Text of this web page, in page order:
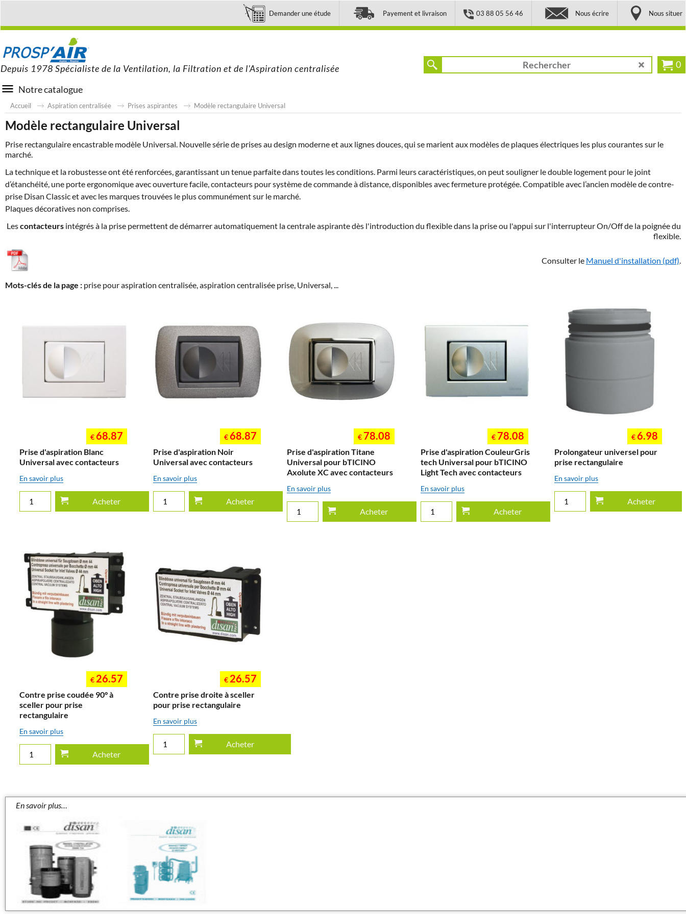
Demander une étude Payement et livraison 03 88 05 56 46 Nous écrire Nous situer
Depuis 1978 Spécialiste de la Ventilation, la Filtration et de l'Aspiration centralisée 0
Notre catalogue
Accueil Aspiration centralisée Prises aspirantes Modèle rectangulaire Universal
Modèle rectangulaire Universal
Prise rectangulaire encastrable modèle Universal. Nouvelle série de prises au design moderne et aux lignes douces, qui se marient aux modèles de plaques électriques les plus courantes sur le
marché.
La technique et la robustesse ont été renforcées, garantissant un tenue parfaite dans toutes les conditions. Parmi leurs caractéristiques, on peut souligner le double logement pour le joint
d’étanchéité, une porte ergonomique avec ouverture facile, contacteurs pour système de commande à distance, disponibles avec fermeture protégée. Compatible avec l’ancien modèle de contre-
prise Disan Classic et avec les marques trouvées le plus communément sur le marché.
Plaques décoratives non comprises.
Lescontacteurs intégrés à la prise permettent de démarrer automatiquement la centrale aspirante dès l'introduction du flexible dans la prise ou l'appui sur l'interrupteur On/Off de la poignée du
flexible.
Consulter le Manuel d'installation (pdf).
Mots-clés de la page : prise pour aspiration centralisée, aspiration centralisée prise, Universal, ...
€68.87
Prise d'aspiration Blanc
Universal avec contacteurs
En savoir plus
Acheter
€68.87
Prise d'aspiration Noir
Universal avec contacteurs
En savoir plus
Acheter
€ 78.08
Prise d'aspiration Titane
Universal pour bTICINO
Axolute XC avec contacteurs
En savoir plus
Acheter
€ 78.08
Prise d'aspiration CouleurGris
tech Universal pour bTICINO
Light Tech avec contacteurs
En savoir plus
Acheter
€6.98
Prolongateur universel pour
prise rectangulaire
En savoir plus
Acheter
€ 26.57
Contre prise coudée 90° à
sceller pour prise
rectangulaire
En savoir plus
Acheter
€ 26.57
Contre prise droite à sceller
pour prise rectangulaire
En savoir plus
Acheter